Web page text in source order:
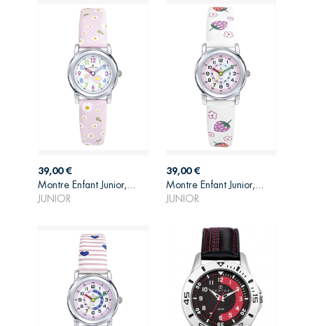
Prix
39,00 €
Montre Enfant Junior,...
JUNIOR
AJOUTER AU
PANIER
Prix
39,00 €
Montre Enfant Junior,...
JUNIOR
AJOUTER AU
PANIER